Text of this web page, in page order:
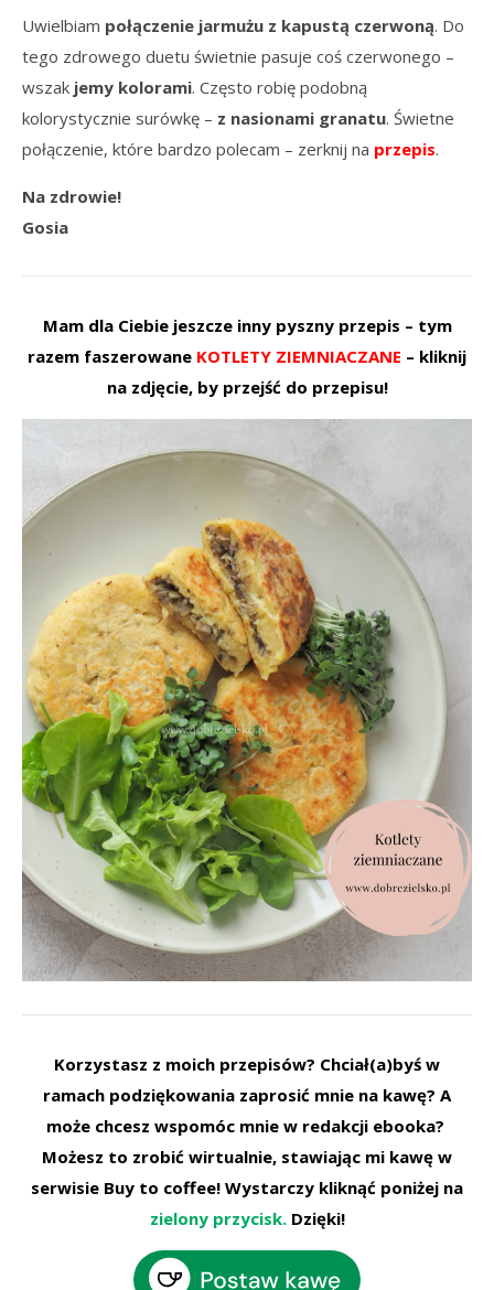
Uwielbiam połączenie jarmużu z kapustą czerwoną. Do
tego zdrowego duetu świetnie pasuje coś czerwonego –
wszak jemy kolorami. Często robię podobną
kolorystycznie surówkę – z nasionami granatu. Świetne
połączenie, które bardzo polecam – zerknij na przepis.
Na zdrowie!
Gosia
Mam dla Ciebie jeszcze inny pyszny przepis – tym
razem faszerowane KOTLETY ZIEMNIACZANE – kliknij
na zdjęcie, by przejść do przepisu!
Korzystasz z moich przepisów? Chciał(a)byś w
ramach podziękowania zaprosić mnie na kawę? A
może chcesz wspomóc mnie w redakcji ebooka?
Możesz to zrobić wirtualnie, stawiając mi kawę w
serwisie Buy to coffee! Wystarczy kliknąć poniżej na
zielony przycisk. Dzięki!